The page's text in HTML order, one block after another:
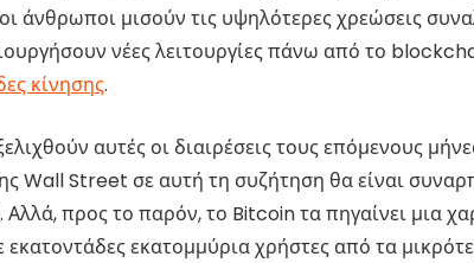
άνθρωποι μισούν τις υψηλότερες χρεώσεις
νέες λειτουργίες πάνω από το
κίνησης.
αυτές οι διαιρέσεις τους επόμενους
Wall Street σε αυτή τη συζήτηση θα είναι
προς το παρόν, το Bitcoin τα πηγαίνει μια
εκατοντάδες εκατομμύρια χρήστες από τα